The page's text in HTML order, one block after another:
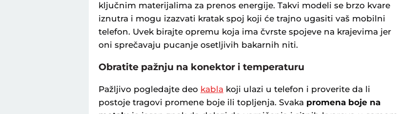
ključnim materijalima za prenos energije. Takvi modeli se brzo kvare
iznutra i mogu izazvati kratak spoj koji će trajno ugasiti vaš mobilni
telefon. Uvek birajte opremu koja ima čvrste spojeve na krajevima jer
oni sprečavaju pucanje osetljivih bakarnih niti.
Obratite pažnju na konektor i temperaturu
Pažljivo pogledajte deo kabla koji ulazi u telefon i proverite da li
postoje tragovi promene boje ili topljenja. Svaka promena boje na